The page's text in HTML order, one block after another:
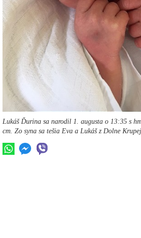
Lukáš Ďurina sa narodil 1. augusta o 13:35 s
cm. Zo syna sa tešia Eva a Lukáš z Dolne